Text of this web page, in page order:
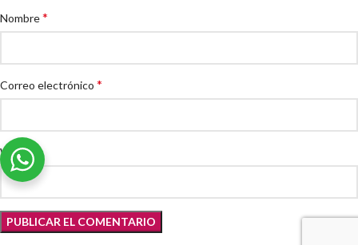
Nombre*
Correo electrónico *
Web